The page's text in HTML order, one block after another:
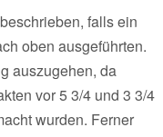
falls ein
oben ausgeführten.
auszugehen, da
vor 5 3/4 und 3 3/4
wurden. Ferner